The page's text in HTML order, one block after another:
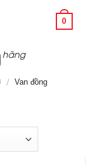
hãng
0
/ Van đồng